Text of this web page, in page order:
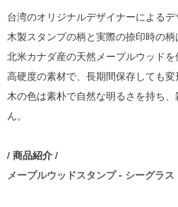
台湾のオリジナルデザイナーによるデ
木製スタンプの柄と実際の捺印時の柄
北米カナダ産の天然メープルウッドを
高硬度の素材で、長期間保存しても変
木の色は素朴で自然な明るさを持ち
ん。
/ 商品紹介 /
メープルウッドスタンプ - シーグラス